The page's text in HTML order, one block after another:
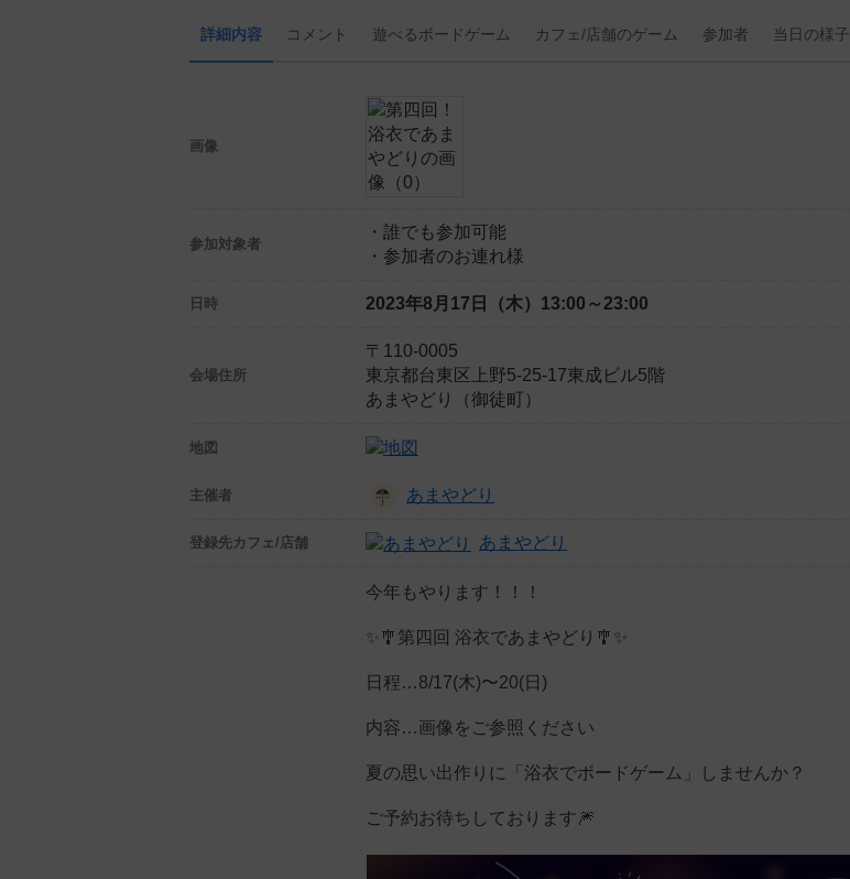
詳細内容 コメント 遊べるボードゲーム カフェ/店舗のゲーム 参加者 当日の様子
画像
参加対象者
・誰でも参加可能
・参加者のお連れ様
日時 2023年8月17日（木） 13:00～23:00
会場住所
〒110-0005
東京都台東区上野5-25-17東成ビル5階
あまやどり（御徒町）
地図
主催者 あまやどり
登録先カフェ/店舗 あまやどり
今年もやります！！！
✨🎐第四回 浴衣であまやどり🎐✨
日程…8/17(木)〜20(日)
内容…画像をご参照ください
夏の思い出作りに「浴衣でボードゲーム」しませんか？
ご予約お待ちしております🎆